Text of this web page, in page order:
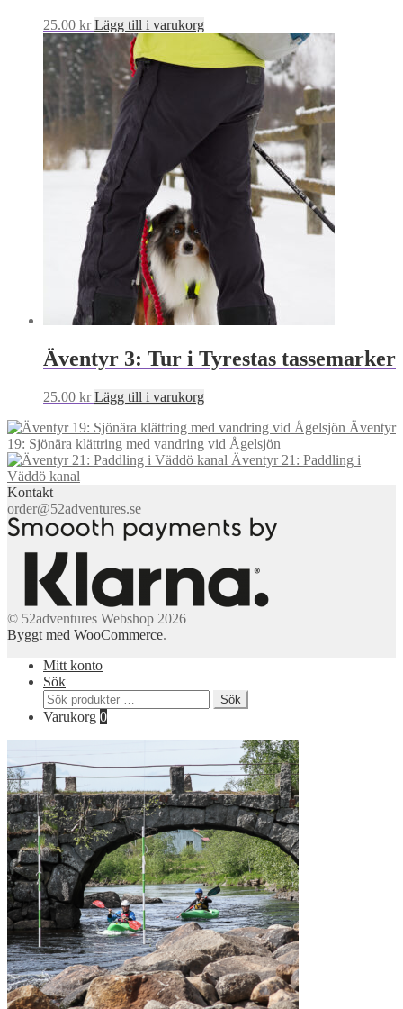
25.00 kr Lägg till i varukorg
Äventyr 3: Tur i Tyrestas tassemarker
25.00 kr Lägg till i varukorg
Äventyr
19: Sjönära klättring med vandring vid Ågelsjön
Äventyr 21: Paddling i
Väddö kanal
Kontakt
order@52adventures.se
© 52adventures Webshop 2026
Byggt med WooCommerce.
Mitt konto
Sök
Sök
efter:
Sök
Varukorg 0